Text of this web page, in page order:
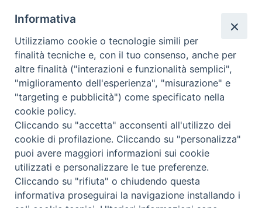
NEWS, TV E PIATTAFORME
Martedì 28 Luglio 2026
Contatti & Info
C.ne Aurelia, 50 – 00165 Roma
Informativa
Utilizziamo cookie o tecnologie simili per
finalità tecniche e, con il tuo consenso, anche per
altre finalità ("interazioni e funzionalità semplici",
"miglioramento dell'esperienza", "misurazione" e
"targeting e pubblicità") come specificato nella
cookie policy.
Cliccando su "accetta" acconsenti all'utilizzo dei
cookie di profilazione. Cliccando su "personalizza"
puoi avere maggiori informazioni sui cookie
utilizzati e personalizzare le tue preferenze.
Cliccando su "rifiuta" o chiudendo questa
informativa proseguirai la navigazione installando i